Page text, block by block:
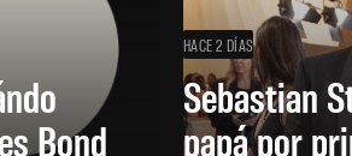
Bond
HACE 2 DÍAS
Sebastian
papá por